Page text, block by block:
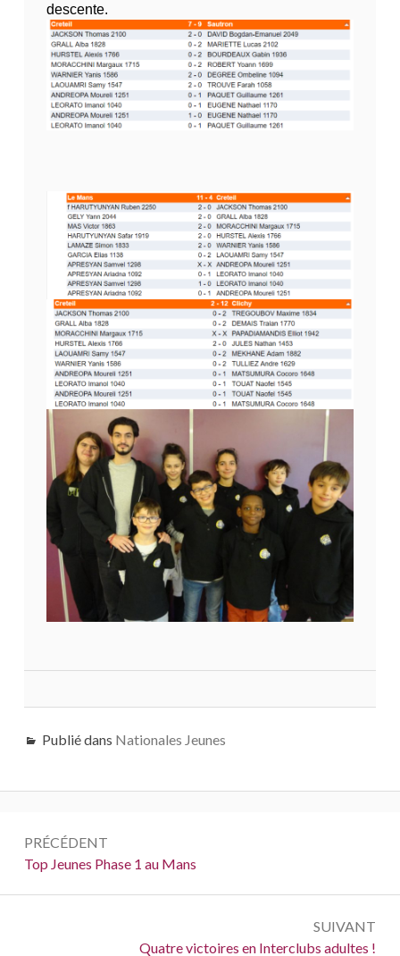
descente.
Publié dans Nationales Jeunes
Navigation
de
l’article
PRÉCÉDENT
Précédent :
Top Jeunes Phase 1 au Mans
SUIVANT
Suivant :
Quatre victoires en Interclubs adultes !